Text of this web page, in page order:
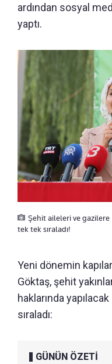
ardından sosyal
yaptı.
Şehit aileleri ve
tek tek sıraladı!
Yeni dönemin
Göktaş, şehit
haklarında
sıraladı:
GÜNÜN ÖZETİ